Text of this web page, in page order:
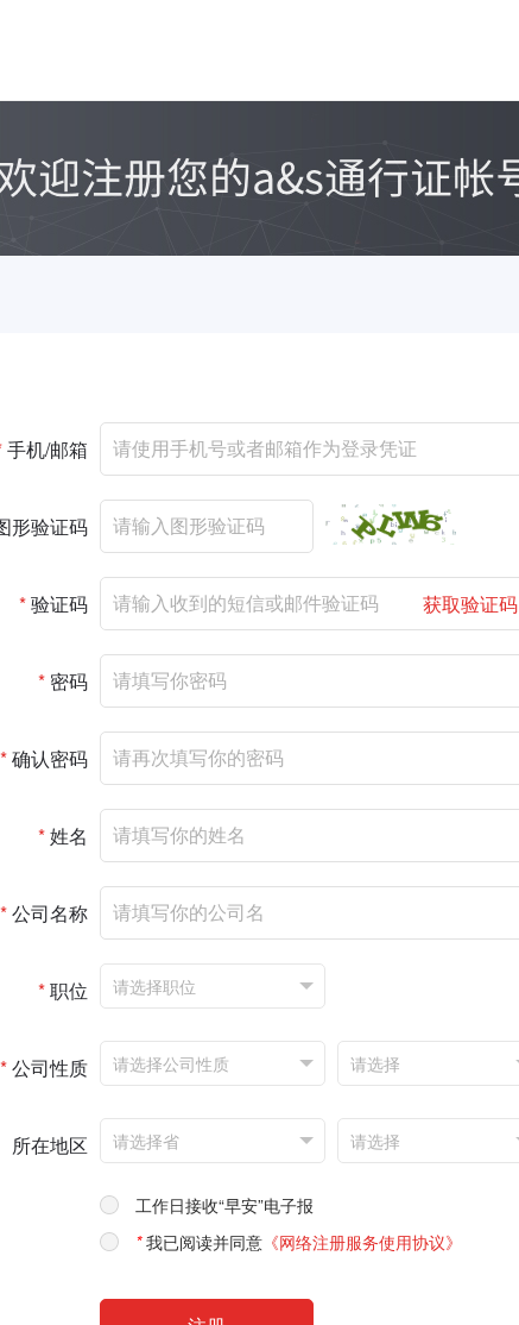
手机/邮箱
形验证码
*验证码 获取验证码
* 密码
*确认密码
*姓名
*公司名称
*职位
*公司性质
所在地区
工作日接收“早安”电子报
*我已阅读并同意 《网络注册服务使用协议》